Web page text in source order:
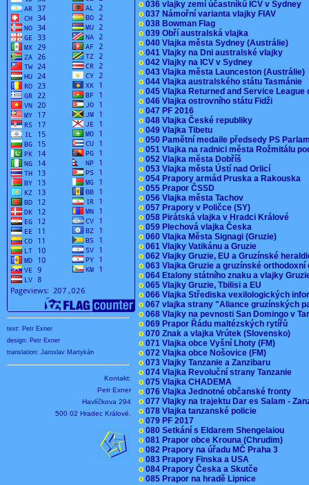
text: Petr Exner
design: Petr Exner
translation: Jaroslav Martykán
Kontakt:
Petr Exner
Havlíčkova 294
500 02 Hradec Králové.
o 036 vlajky zemí účastníků ICV v Sydney
o 037 Námořní varianta vlajky FIAV
o 038 Bowman Flag
o 039 Obří australská vlajka
o 040 Vlajka města Sydney (Austrálie)
o 041 Vlajky na Dni australské vlajky
o 042 Vlajky na ICV v Sydney
o 043 Vlajka města Launceston (Austrálie)
o 044 Vlajka australského státu Tasmánie
o 045 Vlajka Returned and Service
o 046 Vlajka ostrovního státu Fidži
o 047 PF 2016
o 048 Vlajka České republiky
o 049 Vlajka Tibetu
o 050 Pamětní medaile předsedy PS
o 051 Vlajka na radnici města Rožmitálu
o 052 Vlajka města Dobříš
o 053 Vlajka města Ústí nad Orlicí
o 054 Prapory armád Pruska a Rakouska
o 055 Prapor ČSSD
o 056 Vlajka města Tachov
o 057 Prapory v Poličce (SY)
o 058 Pirátská vlajka v Hradci Králové
o 059 Plechová vlajka Česka
o 060 Vlajka Města Signagi (Gruzie)
o 061 Vlajky Vatikánu a Gruzie
o 062 Vlajky Gruzie, EU a Gruzínské
o 063 Vlajka Gruzie a gruzínské
o 064 Etalony státního znaku a vlajky
o 065 Vlajky Gruzie, Tbilisi a EU
o 066 Vlajka Střediska vexilologických
o 067 vlajka strany "Aliance gruzínských
o 068 Vlajky na pevnosti San Domingo v
o 069 Prapor Řádu maltézských rytířů
o 070 Znak a vlajka Vrútek (Slovensko)
o 071 Vlajka obce Vyšní Lhoty (FM)
o 072 Vlajka obce Nošovice (FM)
o 073 Vlajky Tanzanie a Zanzibaru
o 074 Vlajka Revoluční strany Tanzanie
o 075 Vlajka CHADEMA
o 076 Vlajka Jednotné občanské fronty
o 077 Vlajky na trajektu Dar es Salam -
o 078 Vlajka tanzanské policie
o 079 PF 2017
o 080 Setkání s Eldarem Shengelaiou
o 081 Prapor obce Krouna (Chrudim)
o 082 Prapory na úřadu MČ Praha 3
o 083 Prapory Finska a USA
o 084 Prapory Česka a Skutče
o 085 Prapor na hradě Lipnice